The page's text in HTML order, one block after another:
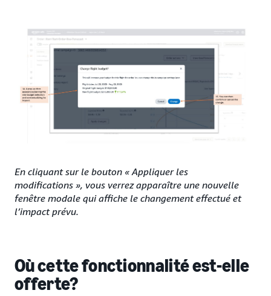
En cliquant sur le bouton « Appliquer les
modifications », vous verrez apparaître une nouvelle
fenêtre modale qui affiche le changement effectué et
l’impact prévu.
Où cette fonctionnalité est-elle
offerte?